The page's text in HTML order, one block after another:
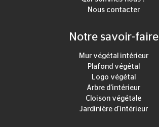
Nous contacter
Notre savoir-faire
Mur végétal intérieur
Plafond végétal
Logo végétal
Arbre d'intérieur
Cloison végétale
Jardinière d'intérieur